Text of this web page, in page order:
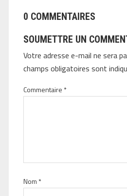
0 COMMENTAIRES
SOUMETTRE UN
Votre adresse e-mail ne sera
champs obligatoires sont
Commentaire *
Nom *